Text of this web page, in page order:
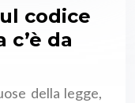
codice
c’è da
della legge,